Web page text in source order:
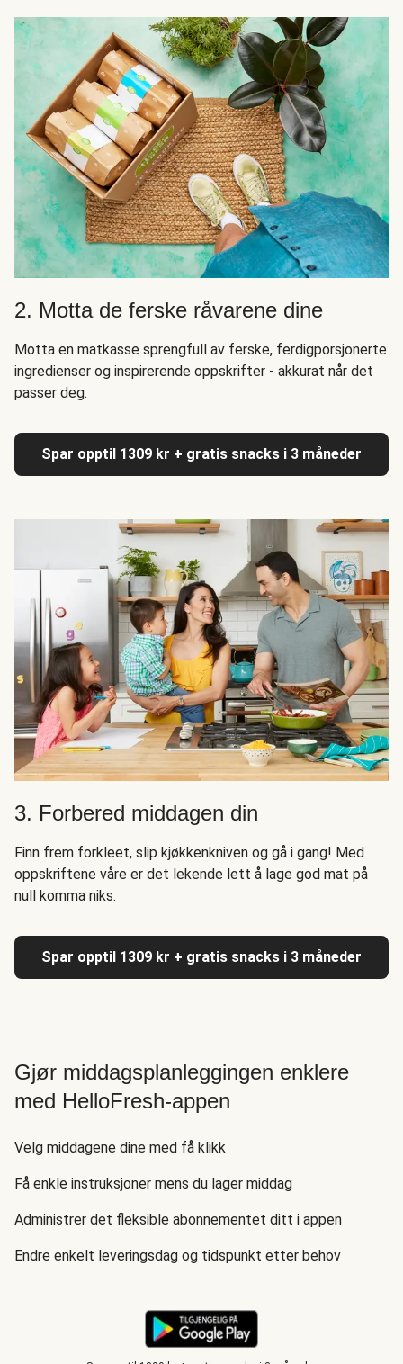
2. Motta de ferske råvarene dine
Motta en matkasse sprengfull av ferske, ferdigporsjonerte
ingredienser og inspirerende oppskrifter - akkurat når det
passer deg.
Spar opptil 1309 kr + gratis snacks i 3 måneder
3. Forbered middagen din
Finn frem forkleet, slip kjøkkenkniven og gå i gang! Med
oppskriftene våre er det lekende lett å lage god mat på
null komma niks.
Spar opptil 1309 kr + gratis snacks i 3 måneder
Gjør middagsplanleggingen enklere
med HelloFresh-appen
Velg middagene dine med få klikk
Få enkle instruksjoner mens du lager middag
Administrer det fleksible abonnementet ditt i appen
Endre enkelt leveringsdag og tidspunkt etter behov